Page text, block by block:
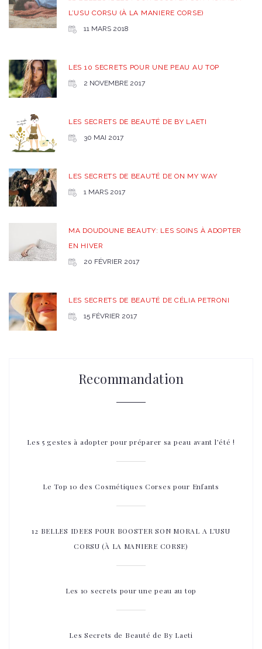
L’USU CORSU (À LA MANIERE CORSE)
11 MARS 2018
LES 10 SECRETS POUR UNE PEAU AU TOP
2 NOVEMBRE 2017
LES SECRETS DE BEAUTÉ DE BY LAETI
30 MAI 2017
LES SECRETS DE BEAUTÉ DE ON MY WAY
1 MARS 2017
MA DOUDOUNE BEAUTY: LES SOINS À ADOPTER
EN HIVER
20 FÉVRIER 2017
LES SECRETS DE BEAUTÉ DE CÉLIA PETRONI
15 FÉVRIER 2017
Recommandation
Les 5 gestes à adopter pour préparer sa peau avant l’été !
Le Top 10 des Cosmétiques Corses pour Enfants
12 BELLES IDEES POUR BOOSTER SON MORAL A L’USU
CORSU (À LA MANIERE CORSE)
Les 10 secrets pour une peau au top
Les Secrets de Beauté de By Laeti